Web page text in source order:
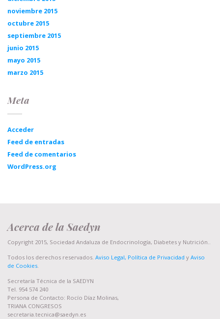
noviembre 2015
octubre 2015
septiembre 2015
junio 2015
mayo 2015
marzo 2015
Meta
Acceder
Feed de entradas
Feed de comentarios
WordPress.org
Acerca de la Saedyn
Copyright 2015, Sociedad Andaluza de Endocrinología, Diabetes y Nutrición..
Todos los derechos reservados. Aviso Legal, Política de Privacidad y Aviso
de Cookies.
Secretaría Técnica de la SAEDYN
Tel. 954 574 240
Persona de Contacto: Rocío Díaz Molinas,
TRIANA CONGRESOS
secretaria.tecnica@saedyn.es